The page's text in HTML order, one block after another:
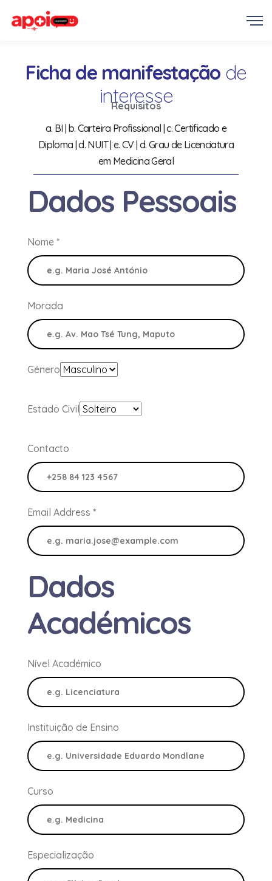
Ficha de manifestação de
interesse
Requisitos
a. BI | b. Carteira Profissional | c. Certificado e
Diploma | d. NUIT | e. CV | d. Grau de Licenciatura
em Medicina Geral
Dados Pessoais
Nome *
Morada
Género
Estado Civil
Contacto
Email Address *
Dados
Académicos
Nível Académico
Instituição de Ensino
Curso
Especialização